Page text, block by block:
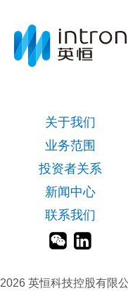
关于我们
业务范围
投资者关系
新闻中心
联系我们
2026 英恒科技控股有限公